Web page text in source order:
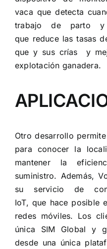
vaca que detecta
trabajo de parto
que reduce las tasas
que y sus crías y
explotación ganadera.
Otro desarrollo
para conocer la
mantener la
suministro. Además,
su servicio de
IoT, que hace posible
redes móviles. Los
única SIM Global y
desde una única